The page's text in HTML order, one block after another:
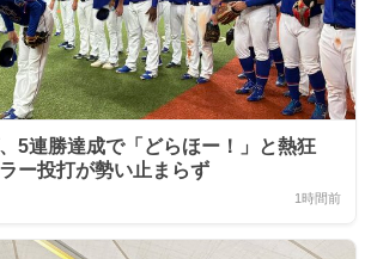
5連勝達成で「どらほー！」と熱狂
ー投打が勢い止まらず
1時間前